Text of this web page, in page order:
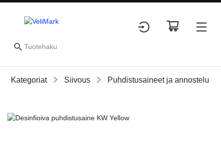
Kategoriat Siivous Puhdistusaineet ja annostelu
Slide 1 of 2